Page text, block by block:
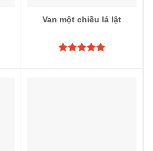
Van một chiều lá lật